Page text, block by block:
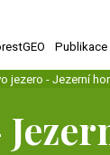
Publikace
jezero - Jezerní